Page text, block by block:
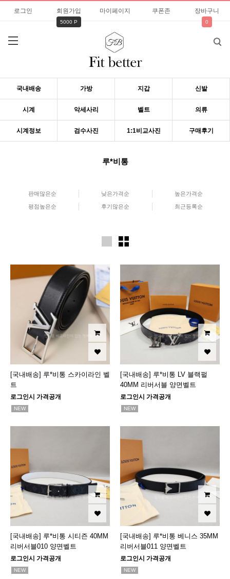
로그인 회원가입
5000 P
마이페이지 쿠폰존 장바구니
0
국내배송 가방 지갑 신발
시계 악세사리 벨트 의류
시계정보 검수사진 1:1비교사진 구매후기
루*비통
판매많은순 낮은가격순 높은가격순
평점높은순 후기많은순 최근등록순
[국내배송] 루*비통 스카이라인 벨
트
로그인시 가격공개
NEW
[국내배송] 루*비통 LV 블랙펄
40MM 리버서블 양면벨트
로그인시 가격공개
NEW
[국내배송] 루*비통 시티즌 40MM
리버서블010 양면벨트
로그인시 가격공개
NEW
[국내배송] 루*비통 베니스 35MM
리버서블011 양면벨트
로그인시 가격공개
NEW